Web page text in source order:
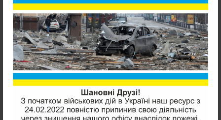
Karro KR88044 3/4" промывной фильтр